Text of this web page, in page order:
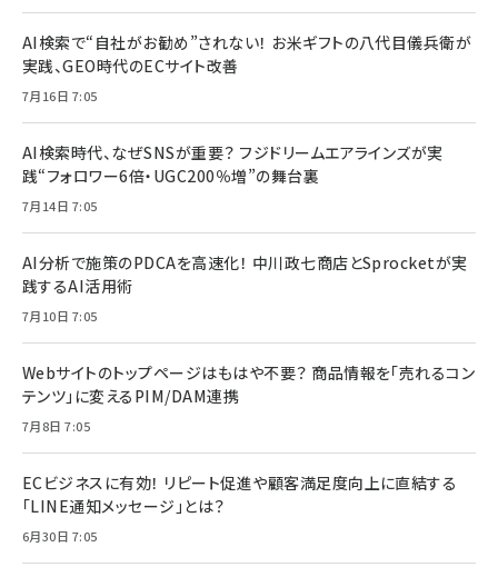
AI検索で“自社がお勧め”されない！ お米ギフトの八代目儀兵衛が
実践、GEO時代のECサイト改善
7月16日 7:05
AI検索時代、なぜSNSが重要？ フジドリームエアラインズが実
践“フォロワー6倍・UGC200％増”の舞台裏
7月14日 7:05
AI分析で施策のPDCAを高速化！ 中川政七商店とSprocketが実
践するAI活用術
7月10日 7:05
Webサイトのトップページはもはや不要？ 商品情報を「売れるコン
テンツ」に変えるPIM/DAM連携
7月8日 7:05
ECビジネスに有効！ リピート促進や顧客満足度向上に直結する
「LINE通知メッセージ」とは？
6月30日 7:05